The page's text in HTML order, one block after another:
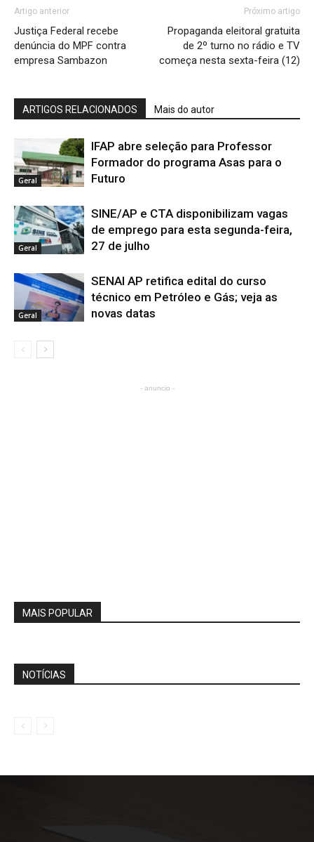
Artigo anterior
Justiça Federal recebe
denúncia do MPF contra
empresa Sambazon
Próximo artigo
Propaganda eleitoral gratuita
de 2º turno no rádio e TV
começa nesta sexta-feira (12)
ARTIGOS RELACIONADOS Mais do autor
Geral
IFAP abre seleção para Professor
Formador do programa Asas para o
Futuro
Geral
SINE/AP e CTA disponibilizam vagas
de emprego para esta segunda-feira,
27 de julho
Geral
SENAI AP retifica edital do curso
técnico em Petróleo e Gás; veja as
novas datas
- anuncio -
MAIS POPULAR
NOTÍCIAS